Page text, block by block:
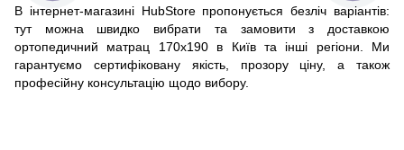
В інтернет-магазині HubStore пропонується безліч варіантів:
тут можна швидко вибрати та замовити з доставкою
ортопедичний матрац 170x190 в Київ та інші регіони. Ми
гарантуємо сертифіковану якість, прозору ціну, а також
професійну консультацію щодо вибору.